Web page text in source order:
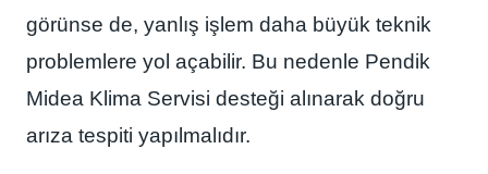
görünse de, yanlış işlem daha büyük teknik
problemlere yol açabilir. Bu nedenle Pendik
Midea Klima Servisi desteği alınarak doğru
arıza tespiti yapılmalıdır.